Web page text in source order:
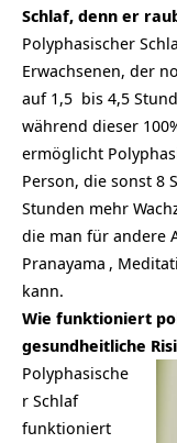
Schlaf, denn er
Polyphasischer
Erwachsenen, der
auf 1,5 bis 4,5
während dieser
ermöglicht
Person, die sonst 8
Stunden mehr
die man für andere
Pranayama ,
kann.
Wie funktioniert
gesundheitliche
Polyphasische
r Schlaf
funktioniert